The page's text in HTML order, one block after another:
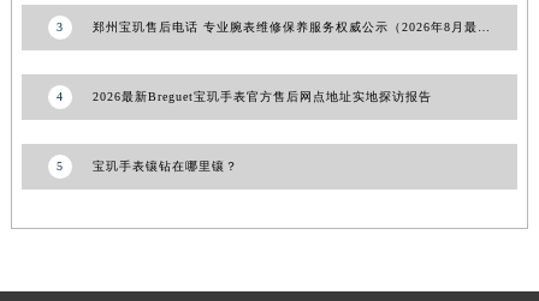
甘肃省庆阳市西峰区南大街宝玑售后服务中心（需提前预约）
甘肃省武威市凉州区迎宾路宝玑售后服务中心（需提前预约）
宁夏回族自治区石嘴山市大武口区贺兰山路宝玑售后服务中心（需提前预约）
宁夏回族自治区吴忠市利通区开元大道宝玑售后服务中心（需提前预约）
宁夏回族自治区中卫市沙坡头区鼓楼东街宝玑售后服务中心（需提前预约）
3
4 2026最新Breguet宝玑手表官方售后网点地址实地探访报告
5 宝玑手表镶钻在哪里镶？​